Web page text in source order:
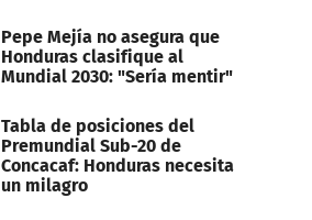
Pepe Mejía no asegura que
Honduras clasifique al
Mundial 2030: "Sería mentir"
Tabla de posiciones del
Premundial Sub-20 de
Concacaf: Honduras necesita
un milagro